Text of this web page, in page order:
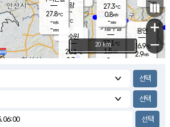
mm
용인
26.9℃
2.9m/s
mm
3.0m/s
의왕
- ℃
m/s
mm
기흥구갈
27.1℃
1.5m/s
-
27.8℃
-m/s
-mm
27.3℃
0.8m/s
-mm
수원
28.1℃
2.7 m/s
+
−
20 km